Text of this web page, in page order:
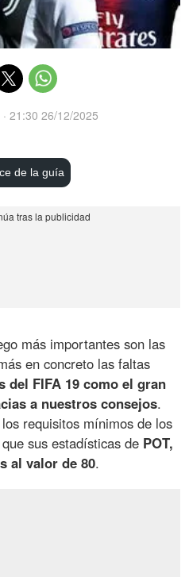
· 21:30 26/12/2025
de la guía
más importantes son las
en concreto las faltas
del FIFA 19 como el gran
a nuestros consejos.
requisitos mínimos de los
sus estadísticas de POT,
al valor de 80.